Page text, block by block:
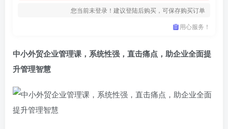
您当前未登录！建议登陆后购买，可保存购买订单
用心服务！
中小外贸企业管理课，系统性强，直击痛点，助企业全面提
升管理智慧